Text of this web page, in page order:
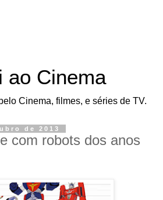
ao Cinema
Cinema, filmes, e séries de TV.
de 2013
com robots dos anos